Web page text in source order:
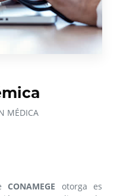
MÉDICA
CONAMEGE otorga es